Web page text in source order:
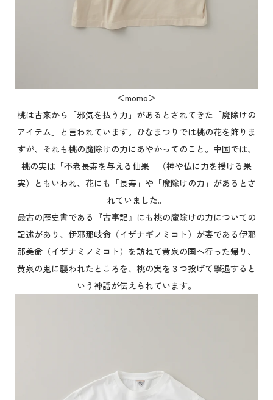
＜momo＞
桃は古来から「邪気を払う力」があるとされてきた「魔除けの
アイテム」と言われています。ひなまつりでは桃の花を飾りま
すが、それも桃の魔除けの力にあやかってのこと。中国では、
桃の実は「不老長寿を与える仙果」（神や仏に力を授ける果
実）ともいわれ、花にも「長寿」や「魔除けの力」があるとさ
れていました。
最古の歴史書である『古事記』にも桃の魔除けの力についての
記述があり、伊邪那岐命（イザナギノミコト）が妻である伊邪
那美命（イザナミノミコト）を訪ねて黄泉の国へ行った帰り、
黄泉の鬼に襲われたところを、桃の実を３つ投げて撃退すると
いう神話が伝えられています。